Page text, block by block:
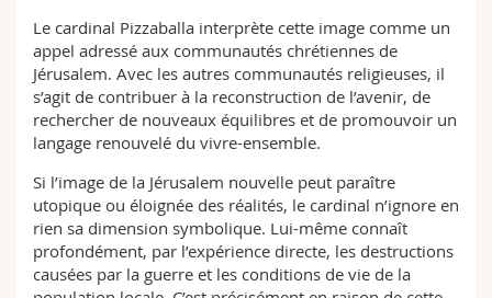
Le cardinal Pizzaballa interprète cette image comme un
appel adressé aux communautés chrétiennes de
Jérusalem. Avec les autres communautés religieuses, il
s’agit de contribuer à la reconstruction de l’avenir, de
rechercher de nouveaux équilibres et de promouvoir un
langage renouvelé du vivre-ensemble.
Si l’image de la Jérusalem nouvelle peut paraître
utopique ou éloignée des réalités, le cardinal n’ignore en
rien sa dimension symbolique. Lui-même connaît
profondément, par l’expérience directe, les destructions
causées par la guerre et les conditions de vie de la